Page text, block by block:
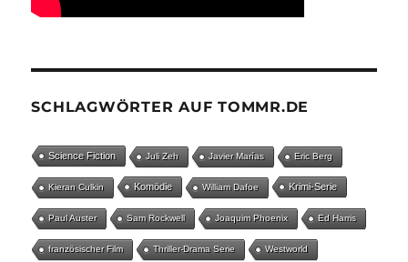
SCHLAGWÖRTER AUF TOMMR.DE
Science Fiction Juli Zeh Javier Marías Eric Berg
Kieran Culkin Komödie William Dafoe Krimi-Serie
Paul Auster Sam Rockwell Joaquim Phoenix Ed Harris
französischer Film Thriller-Drama Serie Westworld